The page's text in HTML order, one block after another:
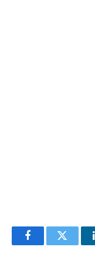
FacebookTwitter